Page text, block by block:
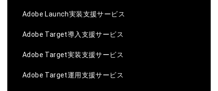
Adobe Launch実装支援サービス
Adobe Target導入支援サービス
Adobe Target実装支援サービス
Adobe Target運用支援サービス